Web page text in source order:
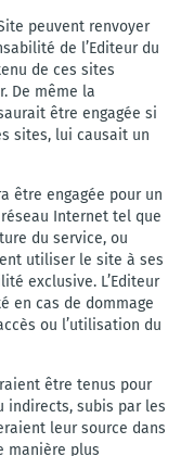
peuvent renvoyer
de l’Editeur du
de ces sites
De même la
être engagée si
sites, lui causait un
être engagée pour un
Internet tel que
du service, ou
utiliser le site à ses
exclusive. L’Editeur
en cas de dommage
ou l’utilisation du
être tenus pour
indirects, subis par les
leur source dans
manière plus